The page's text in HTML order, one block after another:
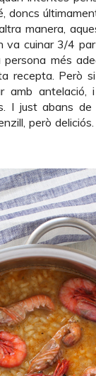
doncs
manera,
va cuinar 3/4
més
recepta. Però
antelació,
I just abans de
però deliciós.